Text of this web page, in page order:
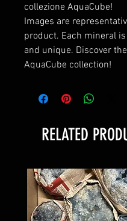
collezione AquaCube!
Images are
product. Each mineral
and unique. Discover
AquaCube collection!
RELATED